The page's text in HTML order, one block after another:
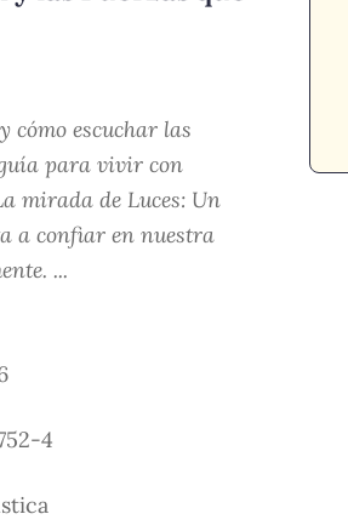
escuchar las
para vivir con
mirada de Luces: Un
a confiar en nuestra
...
4